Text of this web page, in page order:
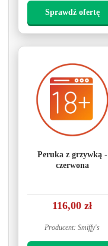
Sprawdź ofertę
Peruka z grzywką -
czerwona
116,00 zł
Producent: Smiffy's